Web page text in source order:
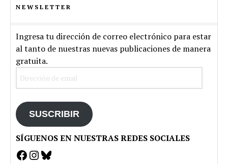
NEWSLETTER
Ingresa tu dirección de correo electrónico para estar
al tanto de nuestras nuevas publicaciones de manera
gratuita.
SUSCRIBIR
SÍGUENOS EN NUESTRAS REDES SOCIALES
Facebook
Instagram
Bluesky